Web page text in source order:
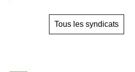
Tous les syndicats